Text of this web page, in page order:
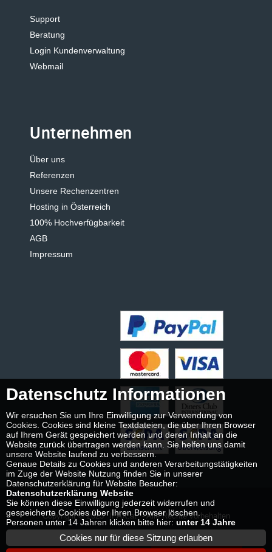
Support
Beratung
Login Kundenverwaltung
Webmail
Unternehmen
Über uns
Referenzen
Unsere Rechenzentren
Hosting in Österreich
100% Hochverfügbarkeit
AGB
Impressum
Copyright © 2025 IPAX.at - Alle Rechte vorbehalten
Datenschutz Informationen
Wir ersuchen Sie um Ihre Einwilligung zur Verwendung von
Cookies. Cookies sind kleine Textdateien, die über Ihren Browser
auf Ihrem Gerät gespeichert werden und deren Inhalt an die
Website zurück übertragen werden kann. Sie helfen uns damit
unsere Website laufend zu verbessern.
Genaue Details zu Cookies und anderen Verarbeitungstätigkeiten
im Zuge der Website Nutzung finden Sie in unserer
Datenschutzerklärung für Website Besucher:
Datenschutzerklärung Website
Sie können diese Einwilligung jederzeit widerrufen und
gespeicherte Cookies über Ihren Browser löschen.
Personen unter 14 Jahren klicken bitte hier: unter 14 Jahre
Cookies nur für diese Sitzung erlauben